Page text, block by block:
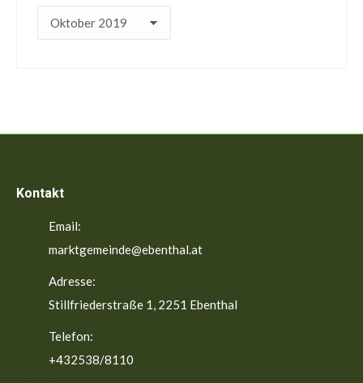
ältere
Kontakt
Email:
marktgemeinde@ebenthal.at
Adresse:
Stillfriederstraße 1, 2251 Ebenthal
Telefon:
+432538/8110